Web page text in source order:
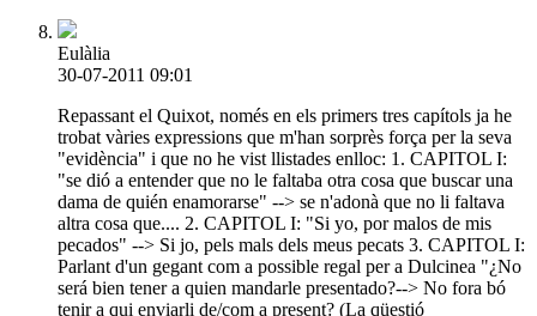
Eulàlia
30-07-2011 09:01
Repassant el Quixot, només en els primers tres capítols ja he
trobat vàries expressions que m'han sorprès força per la seva
"evidència" i que no he vist llistades enlloc: 1. CAPITOL I:
"se dió a entender que no le faltaba otra cosa que buscar una
dama de quién enamorarse" --> se n'adonà que no li faltava
altra cosa que.... 2. CAPITOL I: "Si yo, por malos de mis
pecados" --> Si jo, pels mals dels meus pecats 3. CAPITOL I:
Parlant d'un gegant com a possible regal per a Dulcinea "¿No
será bien tener a quien mandarle presentado?--> No fora bó
tenir a qui enviarli de/com a present? (La qüestió